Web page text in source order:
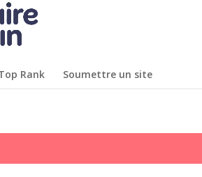
Rank Soumettre un site